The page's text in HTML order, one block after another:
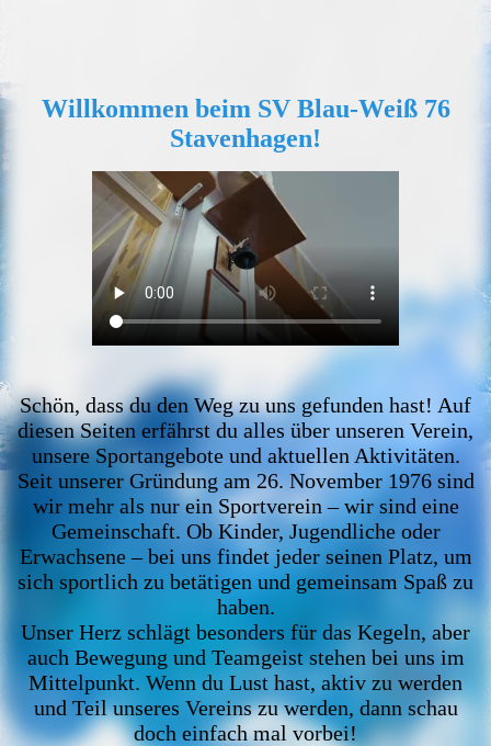
Willkommen beim SV Blau-Weiß 76
Stavenhagen!
Schön, dass du den Weg zu uns gefunden hast! Auf
diesen Seiten erfährst du alles über unseren Verein,
unsere Sportangebote und aktuellen Aktivitäten.
Seit unserer Gründung am 26. November 1976 sind
wir mehr als nur ein Sportverein – wir sind eine
Gemeinschaft. Ob Kinder, Jugendliche oder
Erwachsene – bei uns findet jeder seinen Platz, um
sich sportlich zu betätigen und gemeinsam Spaß zu
haben.
Unser Herz schlägt besonders für das Kegeln, aber
auch Bewegung und Teamgeist stehen bei uns im
Mittelpunkt. Wenn du Lust hast, aktiv zu werden
und Teil unseres Vereins zu werden, dann schau
doch einfach mal vorbei!